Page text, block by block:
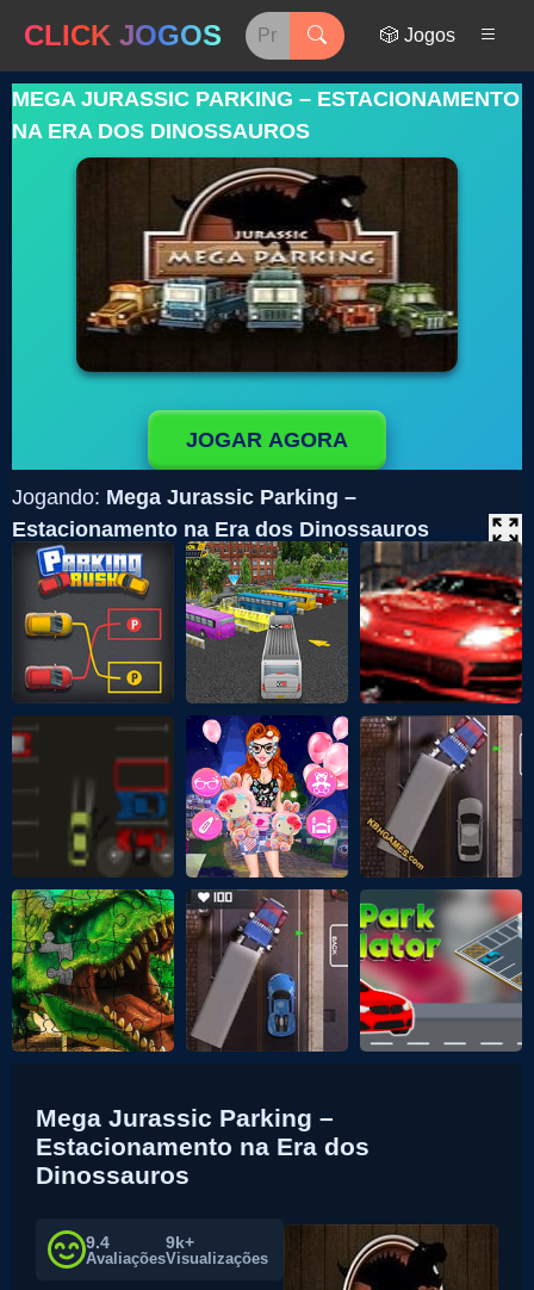
CLICK JOGOS 🎲 Jogos
MEGA JURASSIC PARKING – ESTACIONAMENTO
NA ERA DOS DINOSSAUROS
JOGAR AGORA
Jogando: Mega Jurassic Parking –
Estacionamento na Era dos Dinossauros
Mega Jurassic Parking –
Estacionamento na Era dos
Dinossauros
9.4
Avaliações
9k+
Visualizações